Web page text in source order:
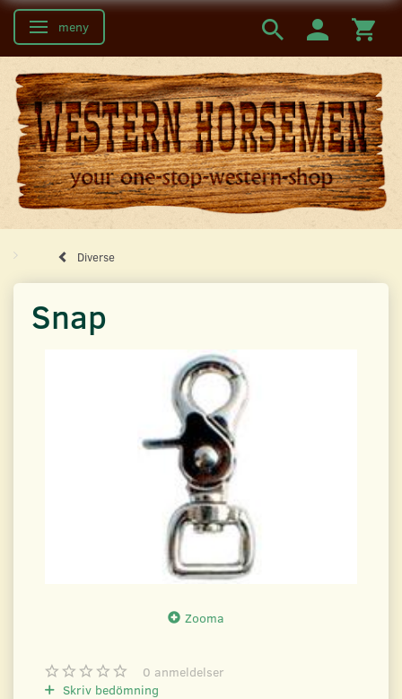
Ändra navigering
meny
Diverse
Snap
Zooma
0 anmeldelser
Skriv bedömning